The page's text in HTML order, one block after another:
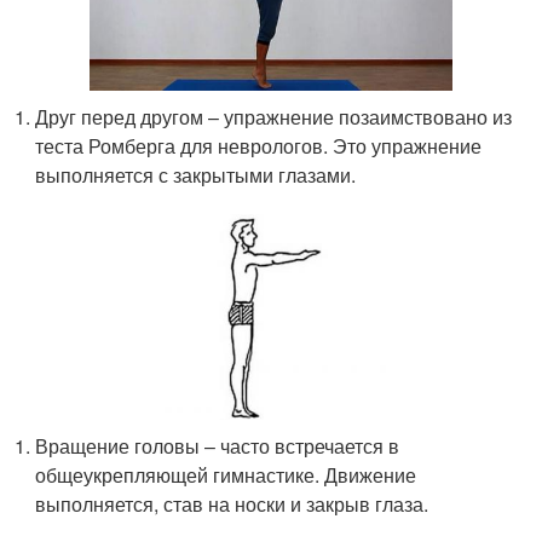
Друг перед другом – упражнение позаимствовано из
теста Ромберга для неврологов. Это упражнение
выполняется с закрытыми глазами.
Вращение головы – часто встречается в
общеукрепляющей гимнастике. Движение
выполняется, став на носки и закрыв глаза.